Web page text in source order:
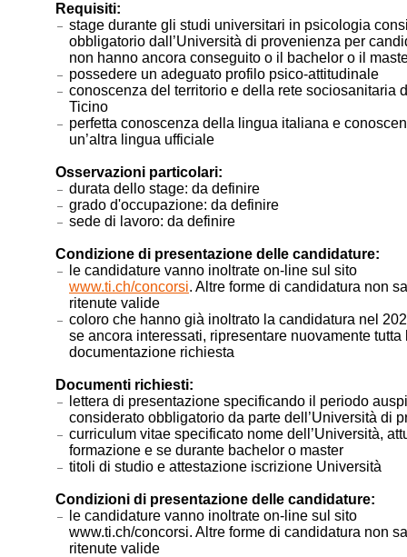
Requisiti:
stage durante gli studi universitari in psicologia
obbligatorio dall’Università di provenienza per
non hanno ancora conseguito o il bachelor o il
possedere un adeguato profilo psico-attitudinale
conoscenza del territorio e della rete sociosanitaria
Ticino
perfetta conoscenza della lingua italiana e
un’altra lingua ufficiale
Osservazioni particolari:
durata dello stage: da definire
grado d'occupazione: da definire
sede di lavoro: da definire
Condizione di presentazione delle candidature:
le candidature vanno inoltrate on-line sul sito
www.ti.ch/concorsi. Altre forme di candidatura non
ritenute valide
coloro che hanno già inoltrato la candidatura nel
se ancora interessati, ripresentare nuovamente tutta
documentazione richiesta
Documenti richiesti:
lettera di presentazione specificando il periodo
considerato obbligatorio da parte dell’Università di
curriculum vitae specificato nome dell’Università,
formazione e se durante bachelor o master
titoli di studio e attestazione iscrizione Università
Condizioni di presentazione delle candidature:
le candidature vanno inoltrate on-line sul sito
www.ti.ch/concorsi. Altre forme di candidatura non
ritenute valide